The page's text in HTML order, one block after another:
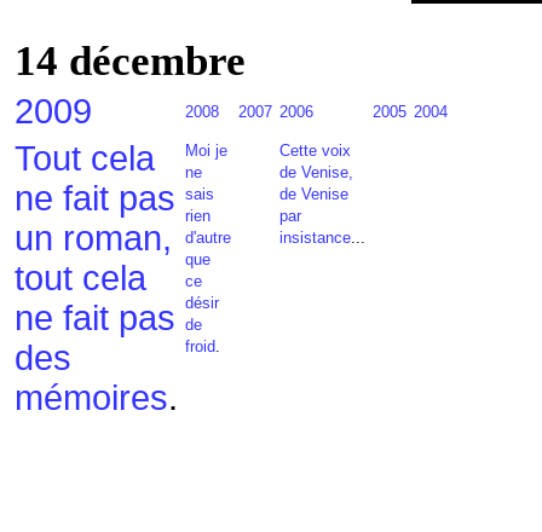
14 décembre
2009 2008 2007 2006 2005 2004
Tout cela
ne fait pas
un roman,
tout cela
ne fait pas
des
mémoires.
Moi je
ne
sais
rien
d'autre
que
ce
désir
de
froid.
Cette voix
de Venise,
de Venise
par
insistance...